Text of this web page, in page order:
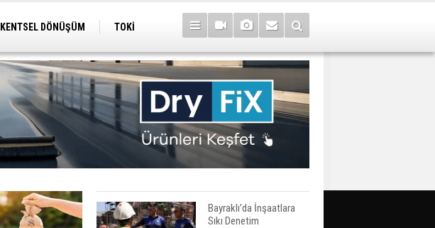
KENTSEL DÖNÜŞÜM
TOKİ
Bayraklı’da İnşaatlara
Sıkı Denetim